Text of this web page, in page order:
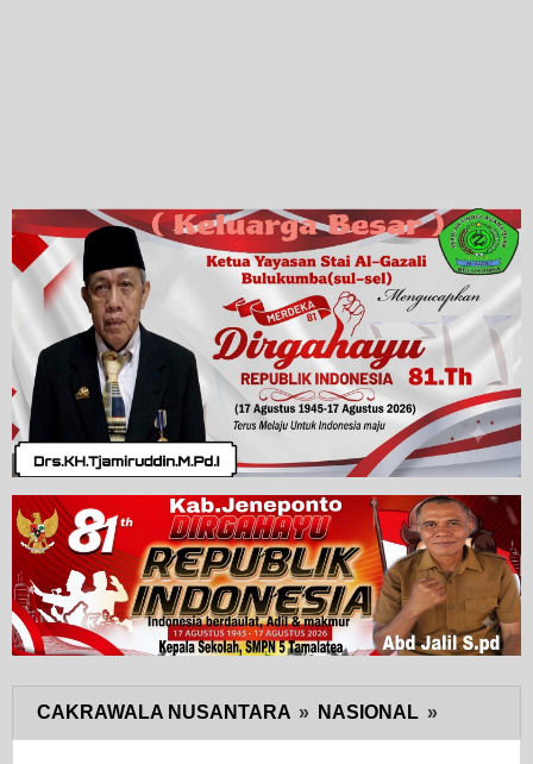
CAKRAWALA NUSANTARA » NASIONAL »
Ha,